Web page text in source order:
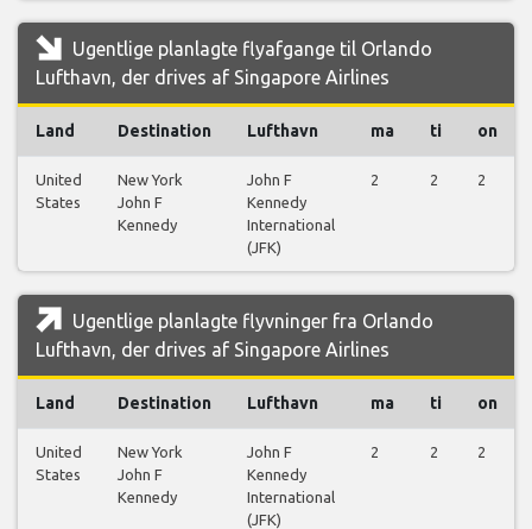
Ugentlige planlagte flyafgange til Orlando
Lufthavn, der drives af Singapore Airlines
Land Destination Lufthavn ma ti on
United
States
New York
John F
Kennedy
John F
Kennedy
International
(JFK)
2 2 2
Ugentlige planlagte flyvninger fra Orlando
Lufthavn, der drives af Singapore Airlines
Land Destination Lufthavn ma ti on
United
States
New York
John F
Kennedy
John F
Kennedy
International
(JFK)
2 2 2